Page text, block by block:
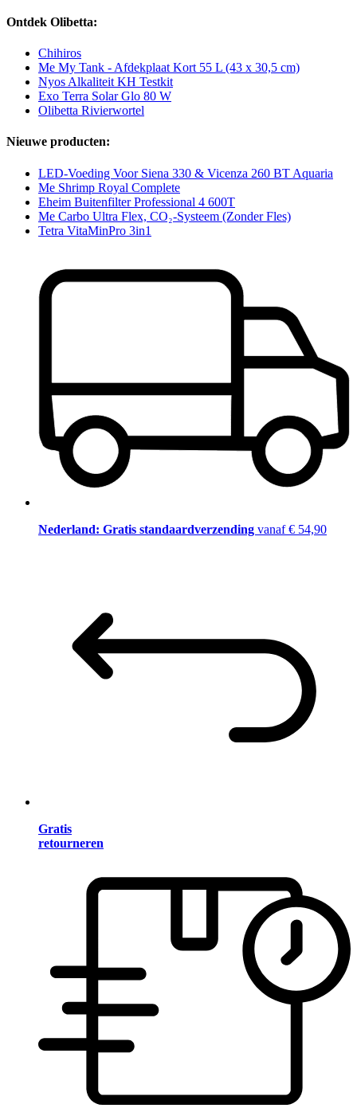
Ontdek Olibetta:
Chihiros
Me My Tank - Afdekplaat Kort 55 L (43 x 30,5 cm)
Nyos Alkaliteit KH Testkit
Exo Terra Solar Glo 80 W
Olibetta Rivierwortel
Nieuwe producten:
LED-Voeding Voor Siena 330 & Vicenza 260 BT Aquaria
Me Shrimp Royal Complete
Eheim Buitenfilter Professional 4 600T
Me Carbo Ultra Flex, CO₂-Systeem (Zonder Fles)
Tetra VitaMinPro 3in1
Nederland: Gratis standaardverzending vanaf € 54,90
Gratis
retourneren